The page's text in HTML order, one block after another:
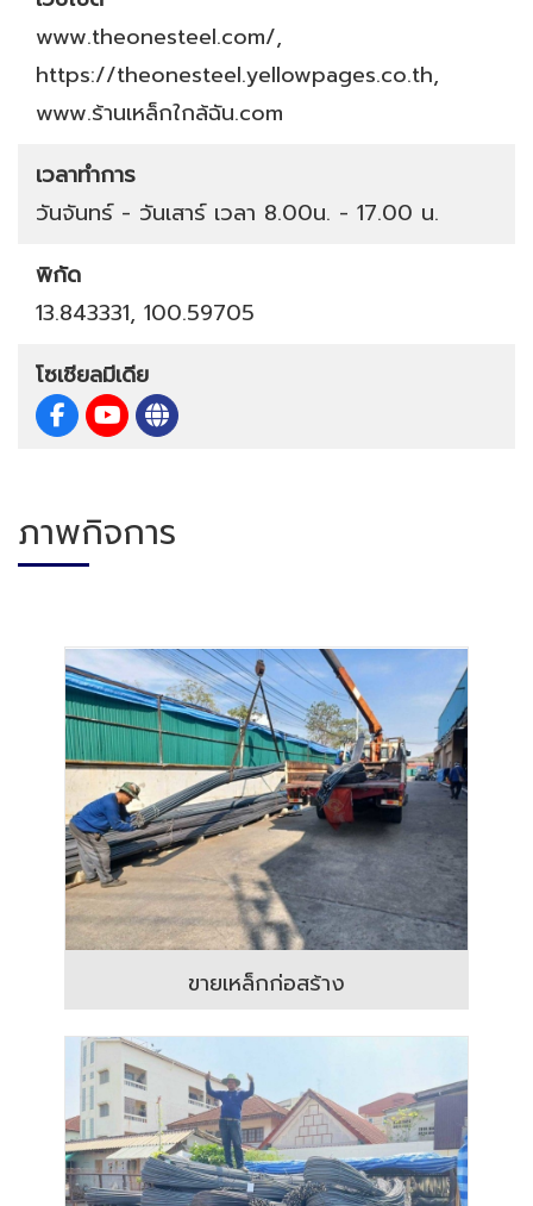
www.theonesteel.com/,
https://theonesteel.yellowpages.co.th,
www.ร้านเหล็กใกล้ฉัน.com
เวลาทำการ
วันจันทร์ - วันเสาร์ เวลา 8.00น. - 17.00 น.
พิกัด
13.843331, 100.59705
โซเชียลมีเดีย
ภาพกิจการ
ขายเหล็กก่อสร้าง